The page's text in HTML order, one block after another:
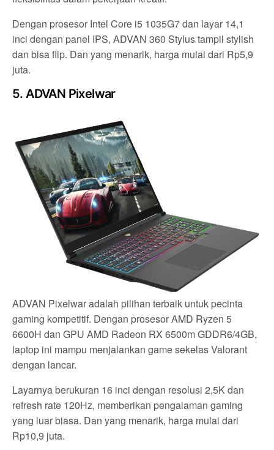
Dengan prosesor Intel Core i5 1035G7 dan layar 14,1
inci dengan panel IPS, ADVAN 360 Stylus tampil stylish
dan bisa flip. Dan yang menarik, harga mulai dari Rp5,9
juta.
5. ADVAN Pixelwar
ADVAN Pixelwar adalah pilihan terbaik untuk pecinta
gaming kompetitif. Dengan prosesor AMD Ryzen 5
6600H dan GPU AMD Radeon RX 6500m GDDR6/4GB,
laptop ini mampu menjalankan game sekelas Valorant
dengan lancar.
Layarnya berukuran 16 inci dengan resolusi 2,5K dan
refresh rate 120Hz, memberikan pengalaman gaming
yang luar biasa. Dan yang menarik, harga mulai dari
Rp10,9 juta.